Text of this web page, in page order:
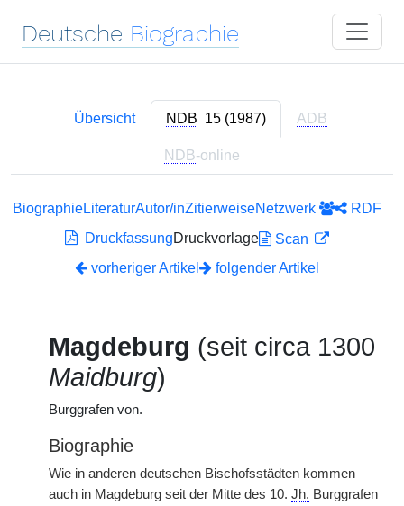
Deutsche Biographie
Übersicht NDB 15 (1987) ADB
NDB-online
BiographieLiteraturAutor/inZitierweiseNetzwerk
RDF
DruckfassungDruckvorlage
Scan
vorheriger Artikel
folgender Artikel
Magdeburg (seit circa 1300
Maidburg)
Burggrafen von.
Biographie
Wie in anderen deutschen Bischofsstädten kommen
auch in Magdeburg seit der Mitte des 10. Jh. Burggrafen